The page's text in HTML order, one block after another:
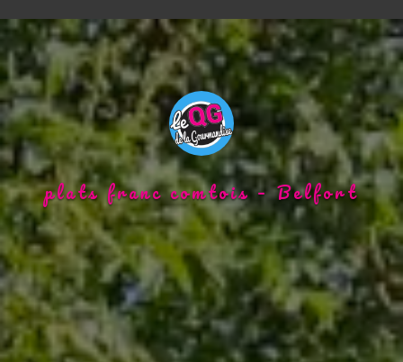
plats franc comtois – Belfort